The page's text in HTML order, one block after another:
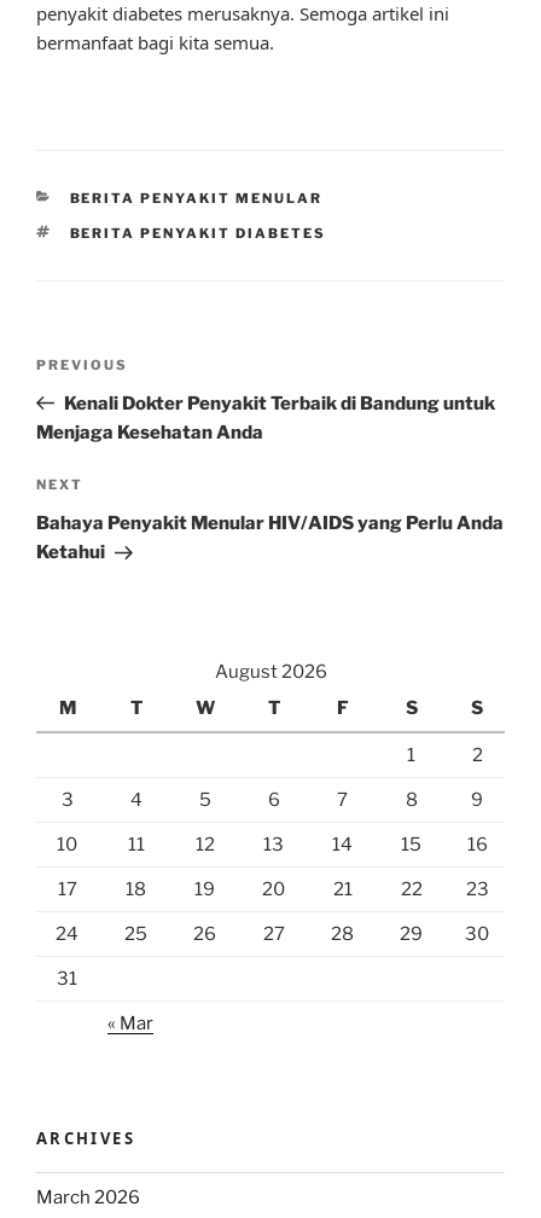
penyakit diabetes merusaknya. Semoga artikel ini
bermanfaat bagi kita semua.
CATEGORIES
BERITA PENYAKIT MENULAR
TAGS
BERITA PENYAKIT DIABETES
Previous
Post
PREVIOUS
Kenali Dokter Penyakit Terbaik di Bandung untuk
Menjaga Kesehatan Anda
Next
Post
NEXT
Bahaya Penyakit Menular HIV/AIDS yang Perlu Anda
Ketahui
August 2026
M
T W T F S S
1 2
3 4 5 6 7 8 9
10 11 12 13 14 15 16
17 18 19 20 21 22 23
24 25 26 27 28 29 30
31
« Mar
ARCHIVES
March 2026